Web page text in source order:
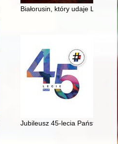
from the Magdalenian site
Białorusin, który udaje Litwina"
- mało znany przyczynek
Jubileusz 45-lecia